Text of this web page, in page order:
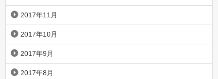
2017年11月
2017年10月
2017年9月
2017年8月